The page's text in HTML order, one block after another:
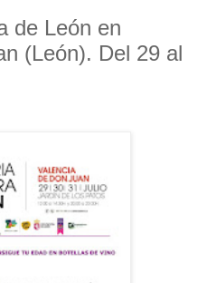
de León en
(León). Del 29 al